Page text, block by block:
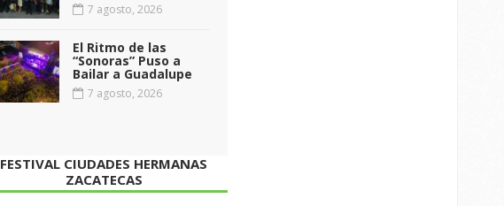
7 agosto, 2026
El Ritmo de las
“Sonoras” Puso a
Bailar a Guadalupe
7 agosto, 2026
FESTIVAL CIUDADES HERMANAS
ZACATECAS